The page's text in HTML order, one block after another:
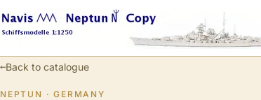
←Back to catalogue
NEPTUN · GERMANY